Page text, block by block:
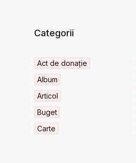
Categorii
Act de donație
Album
Articol
Buget
Carte